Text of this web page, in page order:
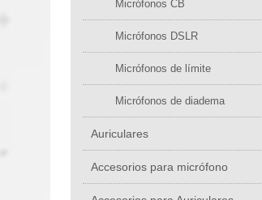
Micrófonos CB
Micrófonos DSLR
Micrófonos de límite
Micrófonos de diadema
Auriculares
Accesorios para micrófono